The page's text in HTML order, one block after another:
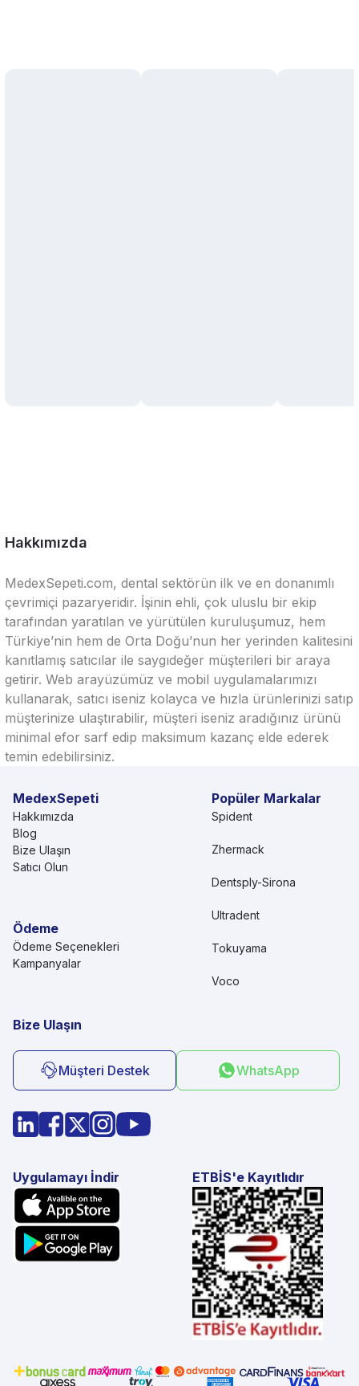
Hakkımızda
MedexSepeti.com, dental sektörün ilk ve en donanımlı
çevrimiçi pazaryeridir. İşinin ehli, çok uluslu bir ekip
tarafından yaratılan ve yürütülen kuruluşumuz, hem
Türkiye’nin hem de Orta Doğu’nun her yerinden kalitesini
kanıtlamış satıcılar ile saygıdeğer müşterileri bir araya
getirir. Web arayüzümüz ve mobil uygulamalarımızı
kullanarak, satıcı iseniz kolayca ve hızla ürünlerinizi satıp
müşterinize ulaştırabilir, müşteri iseniz aradığınız ürünü
minimal efor sarf edip maksimum kazanç elde ederek
temin edebilirsiniz.
MedexSepeti
Hakkımızda
Blog
Bize Ulaşın
Satıcı Olun
Ödeme
Ödeme Seçenekleri
Kampanyalar
Popüler Markalar
Spident
Zhermack
Dentsply-Sirona
Ultradent
Tokuyama
Voco
Bize Ulaşın
Müşteri Destek WhatsApp
Uygulamayı İndir ETBİS'e Kayıtlıdır